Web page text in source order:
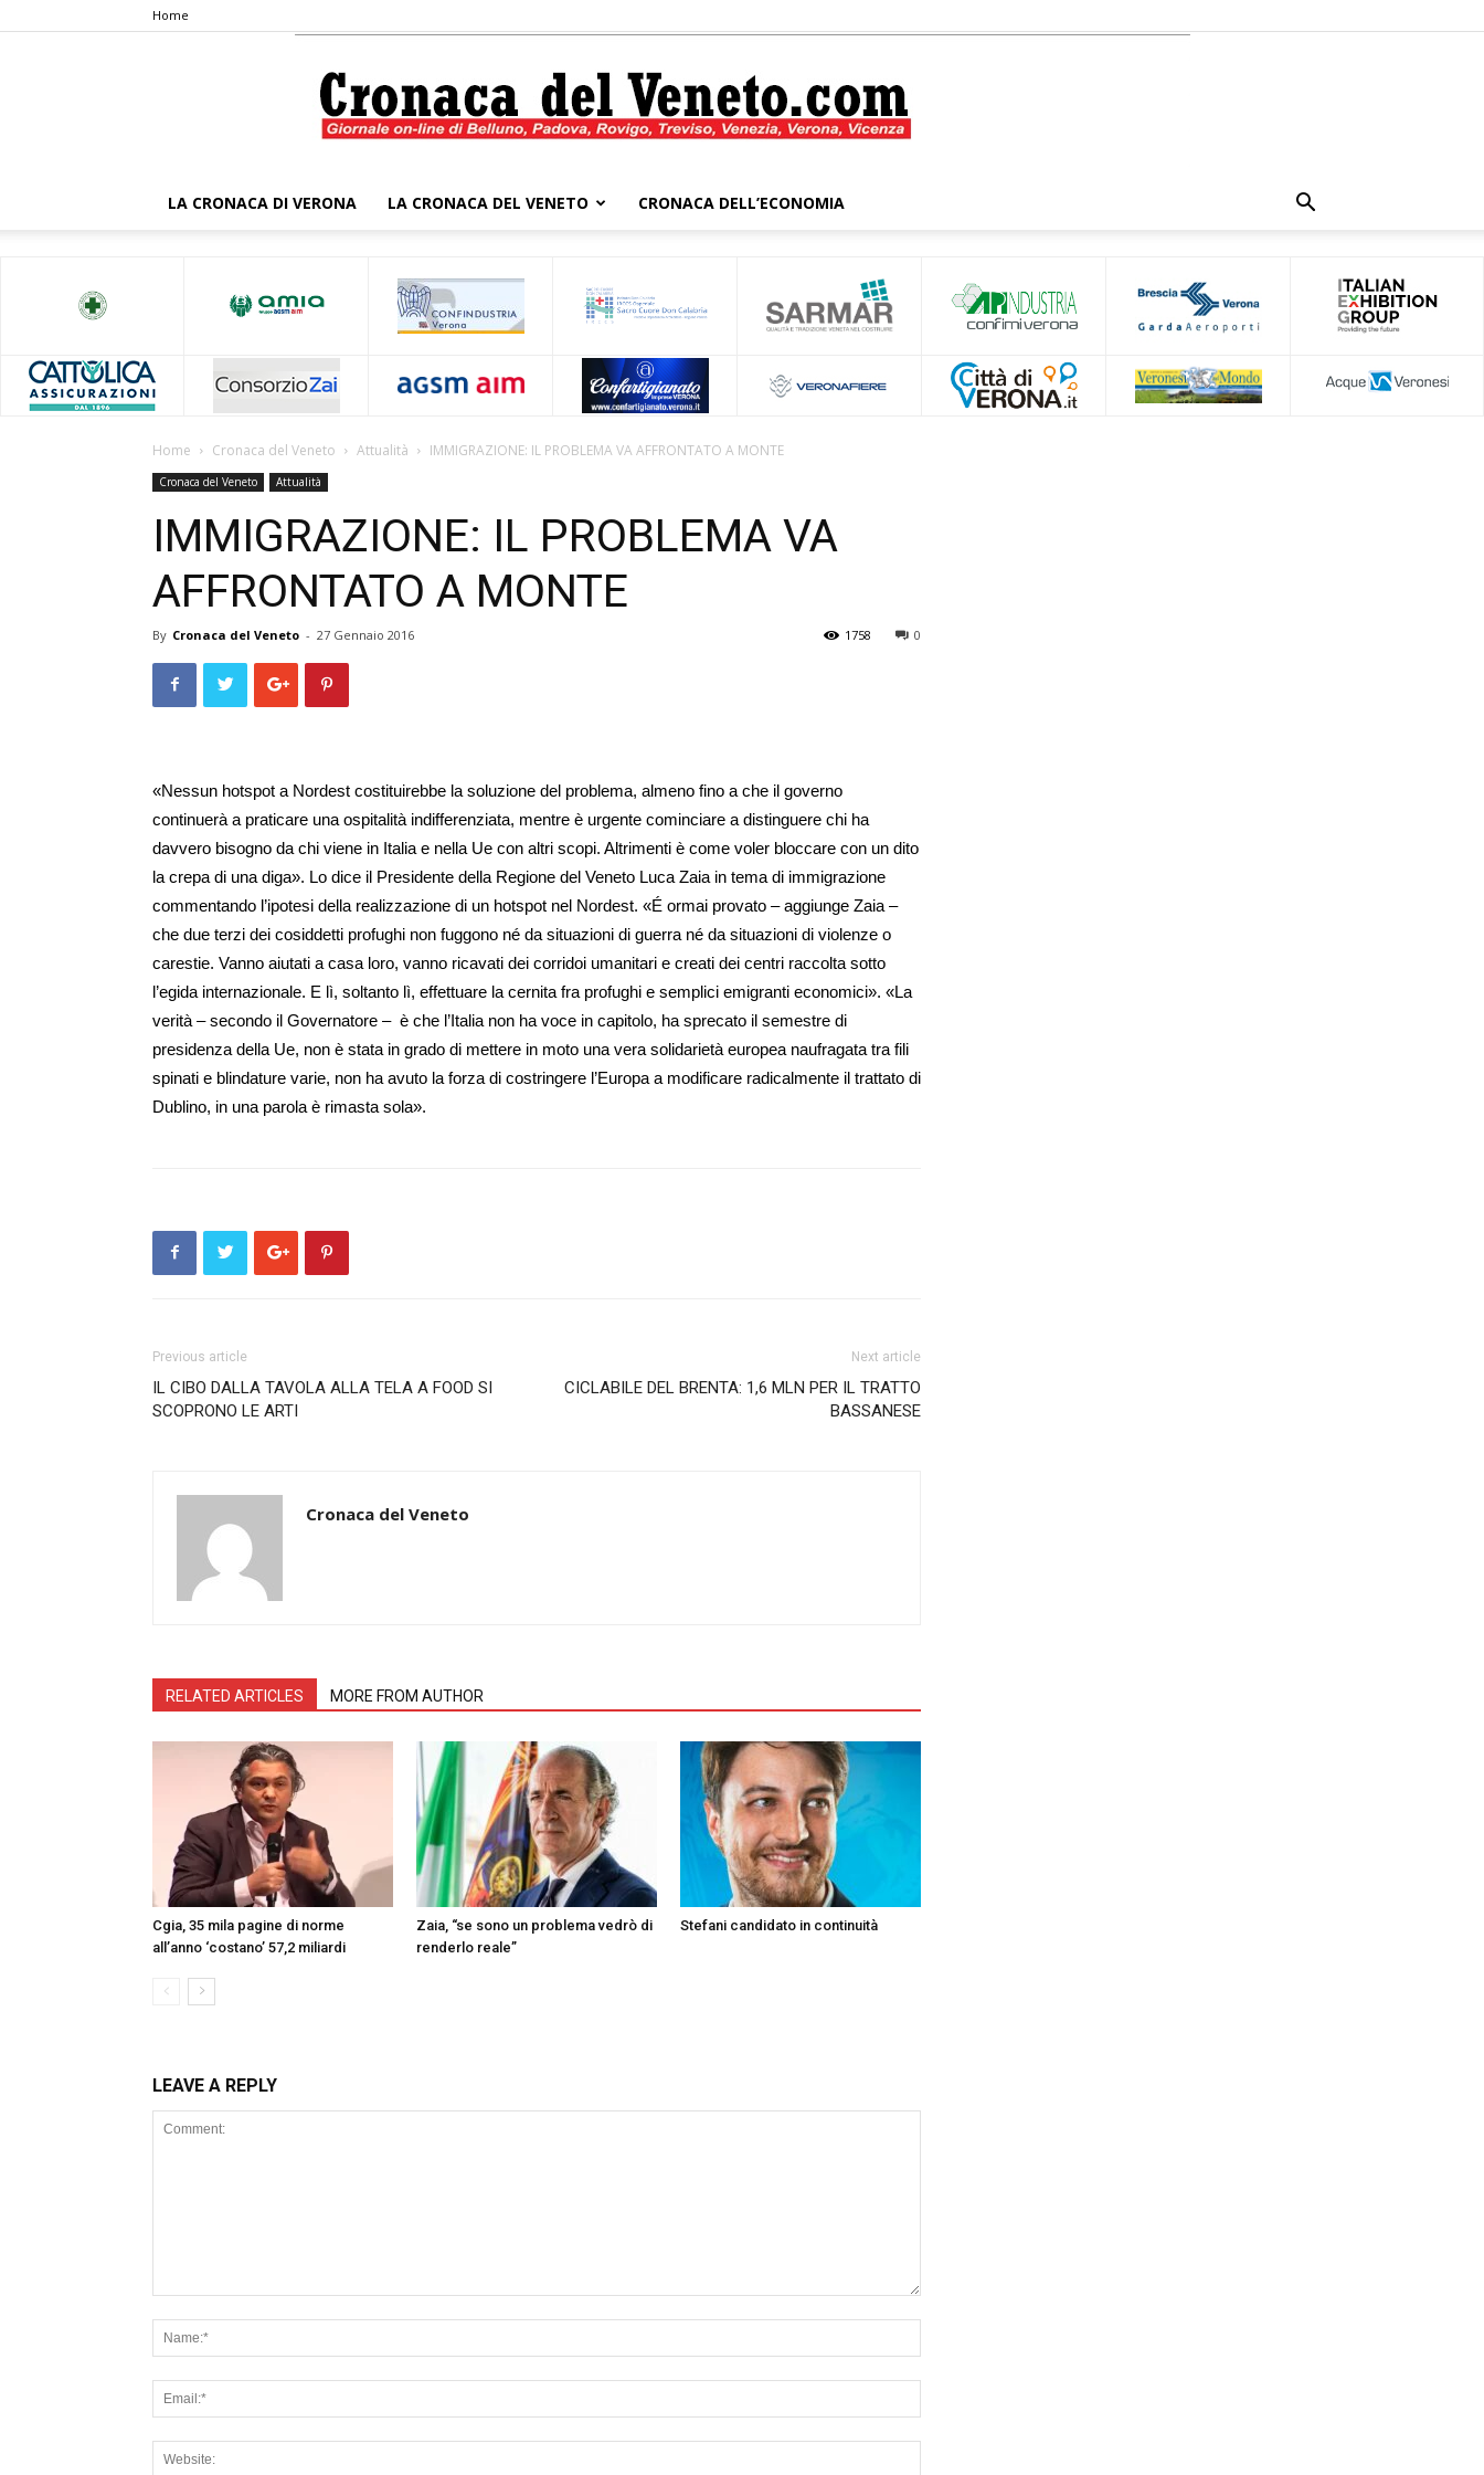
Home
Veneto
LA CRONACA DI VERONA LA CRONACA DEL VENETO CRONACA DELL’ECONOMIA
Home Cronaca del Veneto Attualità IMMIGRAZIONE: IL PROBLEMA VA AFFRONTATO A MONTE
Cronaca del Veneto Attualità
IMMIGRAZIONE: IL PROBLEMA VA
AFFRONTATO A MONTE
By Cronaca del Veneto - 27 Gennaio 2016 0
1758
«Nessun hotspot a Nordest costituirebbe la soluzione del problema, almeno fino a che il governo
continuerà a praticare una ospitalità indifferenziata, mentre è urgente cominciare a distinguere chi ha
davvero bisogno da chi viene in Italia e nella Ue con altri scopi. Altrimenti è come voler bloccare con un dito
la crepa di una diga». Lo dice il Presidente della Regione del Veneto Luca Zaia in tema di immigrazione
commentando l’ipotesi della realizzazione di un hotspot nel Nordest. «É ormai provato – aggiunge Zaia –
che due terzi dei cosiddetti profughi non fuggono né da situazioni di guerra né da situazioni di violenze o
carestie. Vanno aiutati a casa loro, vanno ricavati dei corridoi umanitari e creati dei centri raccolta sotto
l’egida internazionale. E lì, soltanto lì, effettuare la cernita fra profughi e semplici emigranti economici». «La
verità – secondo il Governatore – è che l’Italia non ha voce in capitolo, ha sprecato il semestre di
presidenza della Ue, non è stata in grado di mettere in moto una vera solidarietà europea naufragata tra fili
spinati e blindature varie, non ha avuto la forza di costringere l’Europa a modificare radicalmente il trattato di
Dublino, in una parola è rimasta sola».
Previous article
IL CIBO DALLA TAVOLA ALLA TELA A FOOD SI
SCOPRONO LE ARTI
Next article
CICLABILE DEL BRENTA: 1,6 MLN PER IL TRATTO
BASSANESE
Cronaca del Veneto
RELATED ARTICLES MORE FROM AUTHOR
Cgia, 35 mila pagine di norme
all’anno ‘costano’ 57,2 miliardi
Zaia, “se sono un problema vedrò di
renderlo reale”
Stefani candidato in continuità
LEAVE A REPLY